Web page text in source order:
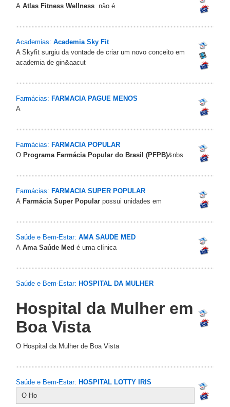
A Atlas Fitness Wellness não é
Academias: Academia Sky Fit
A Skyfit surgiu da vontade de criar um novo conceito em
academia de gin&aacut
Farmácias: FARMACIA PAGUE MENOS
A
Farmácias: FARMACIA POPULAR
O Programa Farmácia Popular do Brasil (PFPB)&nbs
Farmácias: FARMACIA SUPER POPULAR
A Farmácia Super Popular possui unidades em
Saúde e Bem-Estar: AMA SAUDE MED
A Ama Saúde Med é uma clínica
Saúde e Bem-Estar: HOSPITAL DA MULHER
Hospital da Mulher em
Boa Vista
O Hospital da Mulher de Boa Vista
Saúde e Bem-Estar: HOSPITAL LOTTY IRIS
O Ho